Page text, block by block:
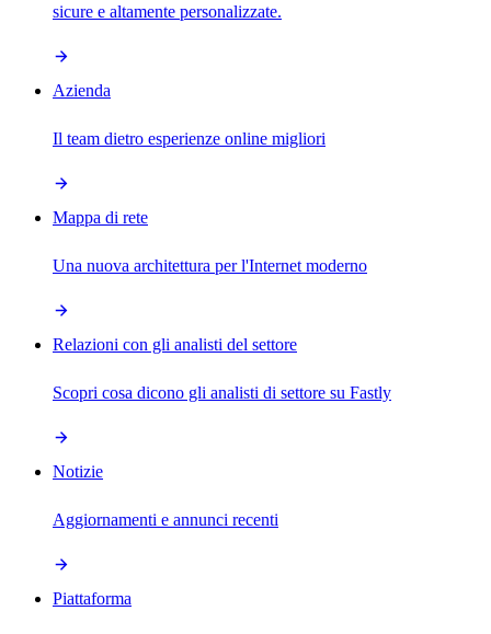
sicure e altamente personalizzate.
Azienda
Il team dietro esperienze online migliori
Mappa di rete
Una nuova architettura per l'Internet moderno
Relazioni con gli analisti del settore
Scopri cosa dicono gli analisti di settore su Fastly
Notizie
Aggiornamenti e annunci recenti
Piattaforma